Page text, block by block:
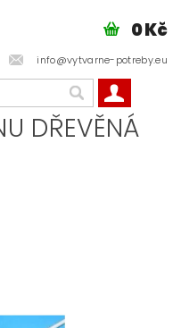
info@vytvarne-potreby.eu
0 Kč
DŘEVĚNÁ